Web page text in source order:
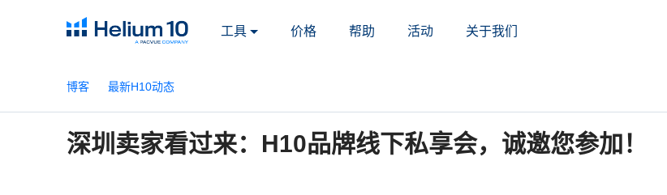
工具 价格 帮助 活动 关于我们
博客 最新H10动态
深圳卖家看过来：H10品牌线下私享会，诚邀您参加！